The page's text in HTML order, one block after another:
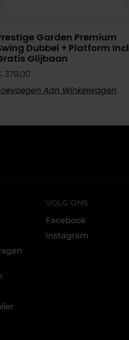
Garden Premium
Dubbel + Platform Incl
Glijbaan
379,00
Aan Winkelwagen
VOLG ONS
Facebook
Instagram